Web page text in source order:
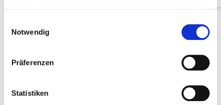
Notwendig
Präferenzen
Statistiken